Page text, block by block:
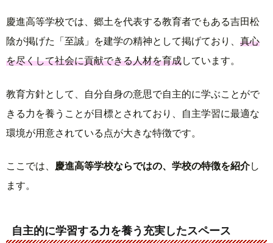
慶進高等学校では、郷土を代表する教育者でもある吉田松
陰が掲げた「至誠」を建学の精神として掲げており、 真心
を尽くして社会に貢献できる人材を育成しています。
教育方針として、自分自身の意思で自主的に学ぶことがで
きる力を養うことが目標とされており、自主学習に最適な
環境が用意されている点が大きな特徴です。
ここでは、 慶進高等学校ならではの、学校の特徴を紹介し
ます。
自主的に学習する力を養う充実したスペース